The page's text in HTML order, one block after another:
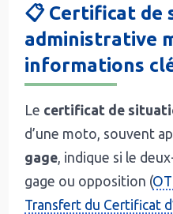
📋 Certificat de
administrative
informations
Le certificat de
d’une moto, souvent
gage, indique si le
gage ou opposition (
Transfert du Certificat